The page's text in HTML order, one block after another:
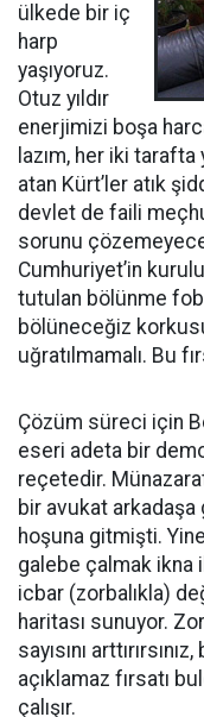
ülkede bir iç
harp
yaşıyoruz.
Otuz yıldır
enerjimizi boşa
lazım, her iki
atan Kürt’ler atık
devlet de faili
sorunu
Cumhuriyet’in
tutulan bölünme
bölüneceğiz
uğratılmamalı. Bu
Çözüm süreci için
eseri adeta bir
reçetedir.
bir avukat
hoşuna gitmişti.
galebe çalmak ikna
icbar (zorbalıkla)
haritası sunuyor.
sayısını
açıklamaz fırsatı
çalışır.